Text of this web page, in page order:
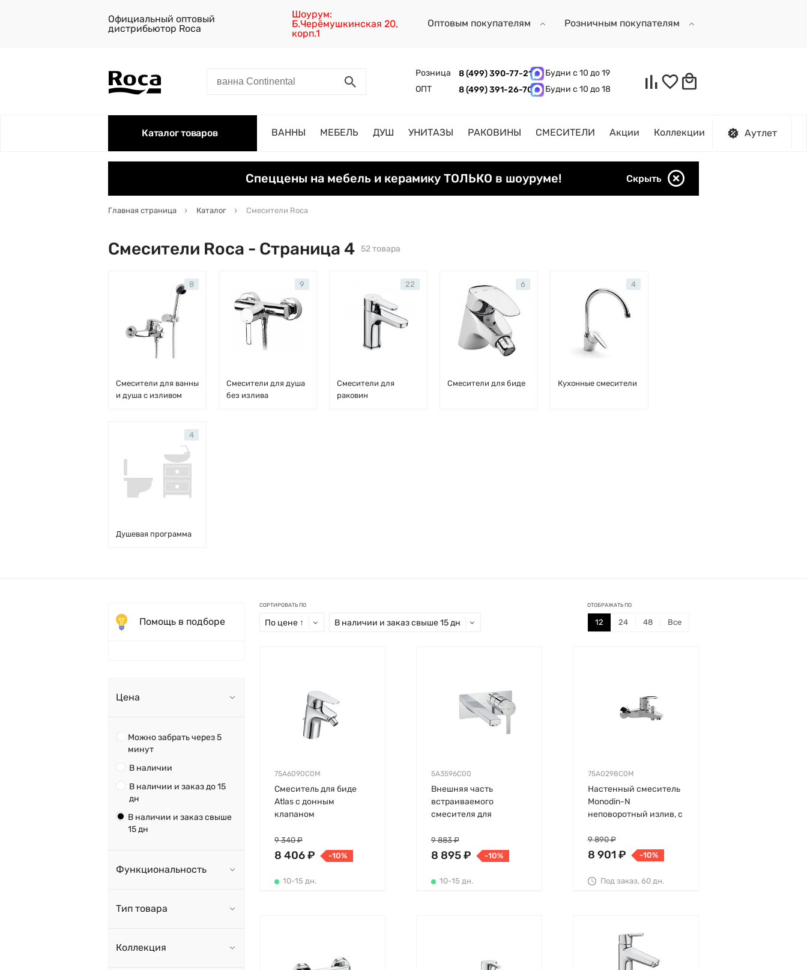
Официальный оптовый
дистрибьютор Roca
Шоурум:
Б.Черёмушкинская 20,
корп.1
Оптовым покупателям Розничным покупателям
Розница 8 (499) 390-77-21
Будни с 10 до 19
ОПТ
8 (499) 391-26-70 Будни с 10 до 18
Каталог товаров ВАННЫ МЕБЕЛЬ ДУШ УНИТАЗЫ РАКОВИНЫ СМЕСИТЕЛИ Акции Коллекции Аутлет
Спеццены на мебель и керамику ТОЛЬКО в шоуруме! Скрыть
Главная страница Каталог Смесители Roca
Смесители Roca - Страница 4 52 товара
Смесители для ванны
и душа с изливом
8
Смесители для душа
без излива
9
Смесители для
раковин
22
Смесители для биде
6
Кухонные смесители
4
Душевая программа
4
Помощь в подборе
Цена
Можно забрать через 5
минут
В наличии
В наличии и заказ до 15
дн
В наличии и заказ свыше
15 дн
Функциональность
Тип товара
Коллекция
СОРТИРОВАТЬ ПО
По цене ↑ В наличии и заказ свыше 15 дн
ОТОБРАЖАТЬ ПО
12 24 48 Все
75A6090C0M
Смеситель для биде
Atlas с донным
клапаном
8 406 ₽
9 340 ₽
-10%
10-15 дн.
5A3596C00
Внешняя часть
встраиваемого
смесителя для
планке, длина излива
20см
8 895 ₽
9 883 ₽
-10%
10-15 дн.
75A0298C0M
Настенный смеситель
Monodin-N
неповоротный излив, с
лейки)
8 901 ₽
9 890 ₽
-10%
Под заказ, 60 дн.